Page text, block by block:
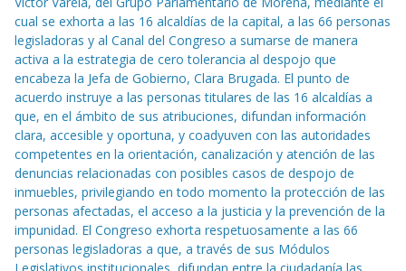
cual se exhorta a las 16 alcaldías de la capital, a las 66 personas
legisladoras y al Canal del Congreso a sumarse de manera
activa a la estrategia de cero tolerancia al despojo que
encabeza la Jefa de Gobierno, Clara Brugada. El punto de
acuerdo instruye a las personas titulares de las 16 alcaldías a
que, en el ámbito de sus atribuciones, difundan información
clara, accesible y oportuna, y coadyuven con las autoridades
competentes en la orientación, canalización y atención de las
denuncias relacionadas con posibles casos de despojo de
inmuebles, privilegiando en todo momento la protección de las
personas afectadas, el acceso a la justicia y la prevención de la
impunidad. El Congreso exhorta respetuosamente a las 66
personas legisladoras a que, a través de sus Módulos